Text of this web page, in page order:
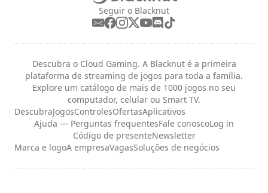
Seguir o Blacknut
Descubra o Cloud Gaming. A Blacknut é a primeira
plataforma de streaming de jogos para toda a família.
Explore um catálogo de mais de 1000 jogos no seu
computador, celular ou Smart TV.
DescubraJogosControlesOfertasAplicativos
Ajuda — Perguntas frequentesFale conoscoLog in
Código de presenteNewsletter
Marca e logoA empresaVagasSoluções de negócios